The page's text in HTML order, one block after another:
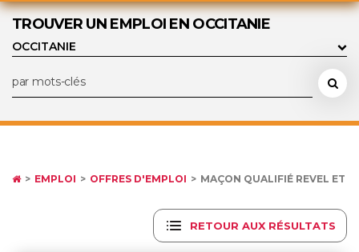
TROUVER UN EMPLOI EN OCCITANIE
EMPLOI OFFRES D'EMPLOI MAÇON QUALIFIÉ REVEL ET
RETOUR AUX RÉSULTATS